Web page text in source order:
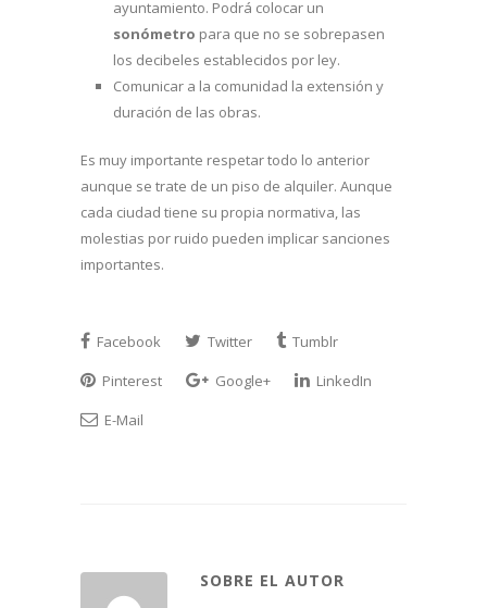
ayuntamiento. Podrá colocar un
sonómetro para que no se sobrepasen
los decibeles establecidos por ley.
Comunicar a la comunidad la extensión y
duración de las obras.
Es muy importante respetar todo lo anterior
aunque se trate de un piso de alquiler. Aunque
cada ciudad tiene su propia normativa, las
molestias por ruido pueden implicar sanciones
importantes.
Facebook Twitter
Tumblr
Pinterest
Google+
LinkedIn
E-Mail
SOBRE EL AUTOR